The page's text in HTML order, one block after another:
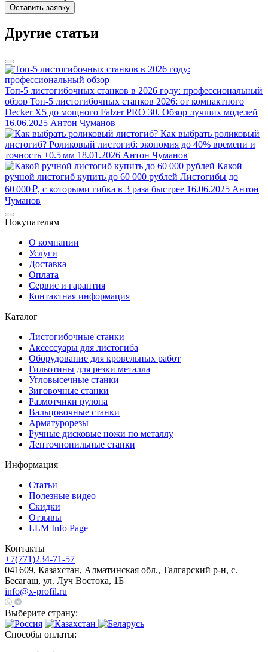
Оставить заявку
Другие статьи
Топ-5 листогибочных станков в 2026 году: профессиональный
обзор Топ-5 листогибочных станков 2026: от компактного
Decker X5 до мощного Falzer PRO 30. Обзор лучших моделей
16.06.2025 Антон Чуманов
Как выбрать роликовый
листогиб? Роликовый листогиб: экономия до 40% времени и
точность ±0.5 мм 18.01.2026 Антон Чуманов
Какой
ручной листогиб купить до 60 000 рублей Листогибы до
60 000 ₽, с которыми гибка в 3 раза быстрее 16.06.2025 Антон
Чуманов
Покупателям
О компании
Услуги
Доставка
Оплата
Сервис и гарантия
Контактная информация
Каталог
Листогибочные станки
Аксессуары для листогиба
Оборудование для кровельных работ
Гильотины для резки металла
Угловысечные станки
Зиговочные станки
Размотчики рулона
Вальцовочные станки
Арматурорезы
Ручные дисковые ножи по металлу
Ленточнопильные станки
Информация
Статьи
Полезные видео
Скидки
Отзывы
LLM Info Page
Контакты
+7(771)234-71-57
041609, Казахстан, Алматинская обл., Талгарский р-н, с.
Бесагаш, ул. Луч Востока, 1Б
info@x-profil.ru
Выберите страну:
Способы оплаты: